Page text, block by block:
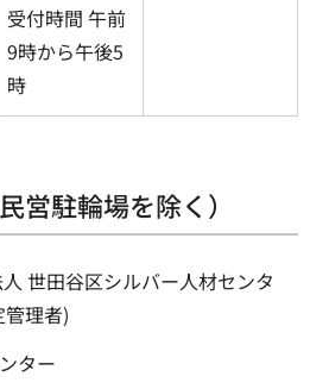
受付時間 午前
9時から午後5
時
営駐輪場を除く）
世田谷区シルバー人材センタ
理者)
ター